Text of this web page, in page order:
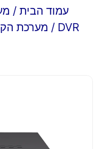
עמוד הבית /
DVR